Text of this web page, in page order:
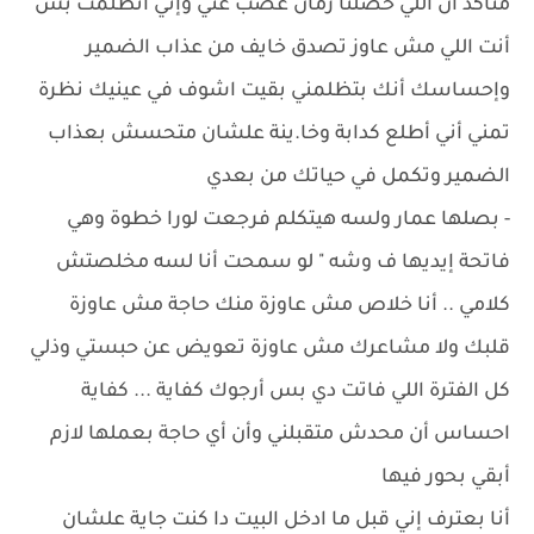
متأكد أن اللي حصلنا زمان غصب عني وإني اتظلمت بس
أنت اللي مش عاوز تصدق خايف من عذاب الضمير
وإحساسك أنك بتظلمني بقيت اشوف في عينيك نظرة
تمني أني أطلع كدابة وخا.ينة علشان متحسش بعذاب
الضمير وتكمل في حياتك من بعدي
- بصلها عمار ولسه هيتكلم فرجعت لورا خطوة وهي
فاتحة إيديها ف وشه " لو سمحت أنا لسه مخلصتش
كلامي .. أنا خلاص مش عاوزة منك حاجة مش عاوزة
قلبك ولا مشاعرك مش عاوزة تعويض عن حبستي وذلي
كل الفترة اللي فاتت دي بس أرجوك كفاية ... كفاية
احساس أن محدش متقبلني وأن أي حاجة بعملها لازم
أبقي بحور فيها
أنا بعترف إني قبل ما ادخل البيت دا كنت جاية علشان